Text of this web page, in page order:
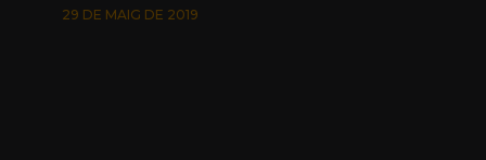
29 DE MAIG DE 2019